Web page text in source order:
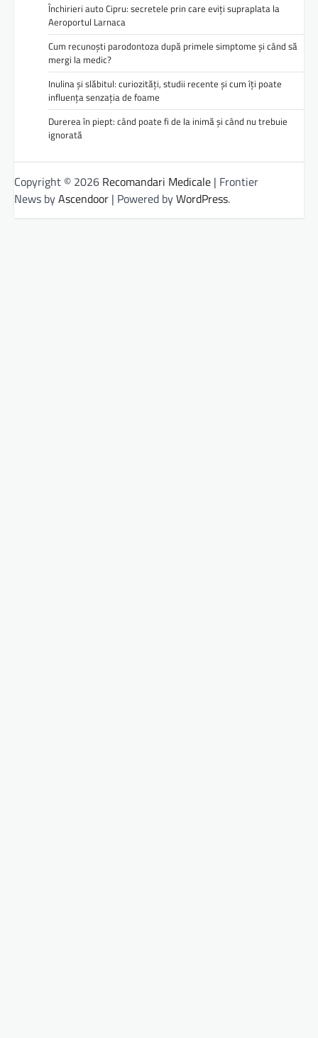
Închirieri auto Cipru: secretele prin care eviți supraplata la
Aeroportul Larnaca
Cum recunoști parodontoza după primele simptome și când să
mergi la medic?
Inulina și slăbitul: curiozități, studii recente și cum îți poate
influența senzația de foame
Durerea în piept: când poate fi de la inimă și când nu trebuie
ignorată
Copyright © 2026 Recomandari Medicale | Frontier
News byAscendoor | Powered byWordPress.